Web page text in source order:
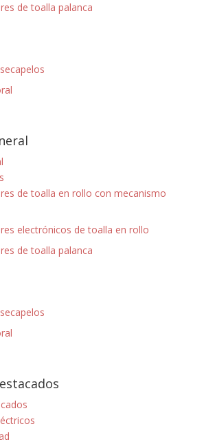
de toalla palanca
de toalla en rollo con mecanismo
electrónicos de toalla en rollo
de toalla palanca